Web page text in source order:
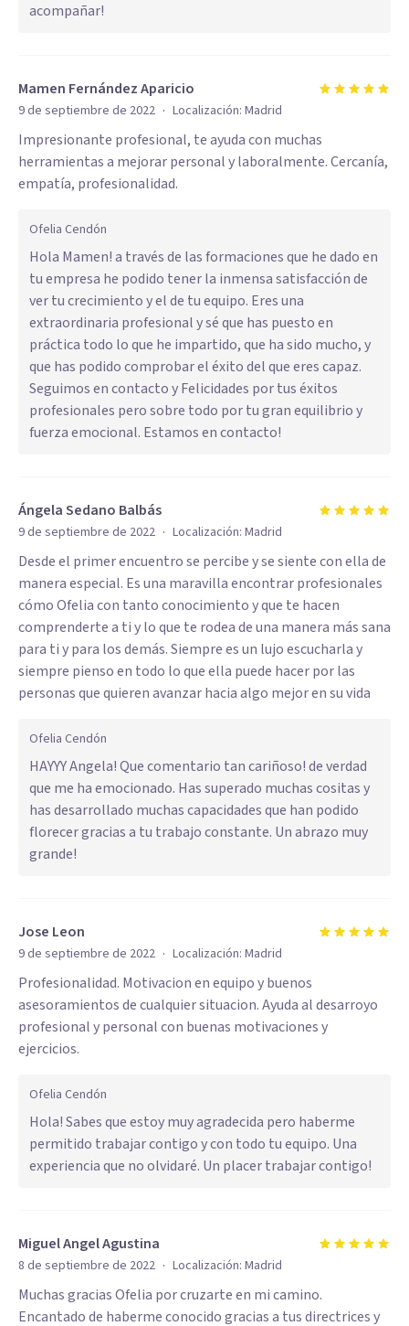
acompañar!
Mamen Fernández Aparicio
9 de septiembre de 2022 · Localización: Madrid
Impresionante profesional, te ayuda con muchas
herramientas a mejorar personal y laboralmente. Cercanía,
empatía, profesionalidad.
Ofelia Cendón
Hola Mamen! a través de las formaciones que he dado en
tu empresa he podido tener la inmensa satisfacción de
ver tu crecimiento y el de tu equipo. Eres una
extraordinaria profesional y sé que has puesto en
práctica todo lo que he impartido, que ha sido mucho, y
que has podido comprobar el éxito del que eres capaz.
Seguimos en contacto y Felicidades por tus éxitos
profesionales pero sobre todo por tu gran equilibrio y
fuerza emocional. Estamos en contacto!
Ángela Sedano Balbás
9 de septiembre de 2022 · Localización: Madrid
Desde el primer encuentro se percibe y se siente con ella de
manera especial. Es una maravilla encontrar profesionales
cómo Ofelia con tanto conocimiento y que te hacen
comprenderte a ti y lo que te rodea de una manera más sana
para ti y para los demás. Siempre es un lujo escucharla y
siempre pienso en todo lo que ella puede hacer por las
personas que quieren avanzar hacia algo mejor en su vida
Ofelia Cendón
HAYYY Angela! Que comentario tan cariñoso! de verdad
que me ha emocionado. Has superado muchas cositas y
has desarrollado muchas capacidades que han podido
florecer gracias a tu trabajo constante. Un abrazo muy
grande!
Jose Leon
9 de septiembre de 2022 · Localización: Madrid
Profesionalidad. Motivacion en equipo y buenos
asesoramientos de cualquier situacion. Ayuda al desarroyo
profesional y personal con buenas motivaciones y
ejercicios.
Ofelia Cendón
Hola! Sabes que estoy muy agradecida pero haberme
permitido trabajar contigo y con todo tu equipo. Una
experiencia que no olvidaré. Un placer trabajar contigo!
Miguel Angel Agustina
8 de septiembre de 2022 · Localización: Madrid
Muchas gracias Ofelia por cruzarte en mi camino.
Encantado de haberme conocido gracias a tus directrices y